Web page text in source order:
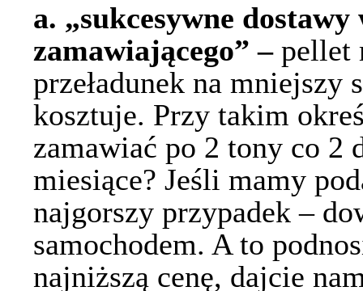
a. „sukcesywne
zamawiającego” – pellet
przeładunek na mniejszy
kosztuje. Przy takim
zamawiać po 2 tony co 2
miesiące? Jeśli mamy
najgorszy przypadek –
samochodem. A to
najniższą cenę, dajcie